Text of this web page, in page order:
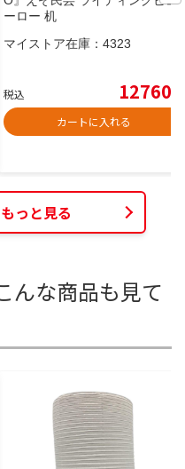
ーロー 机
マイストア在庫： 4323
税込 12760
カートに入れる
っと見る
んな商品も見て